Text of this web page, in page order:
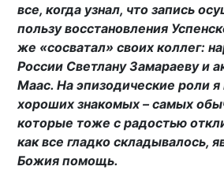
все, когда узнал, что запись
пользу восстановления
же «сосватал» своих коллег:
России Светлану Замараеву и
Маас. На эпизодические роли я
хороших знакомых – самых
которые тоже с радостью
как все гладко складывалось,
Божия помощь.